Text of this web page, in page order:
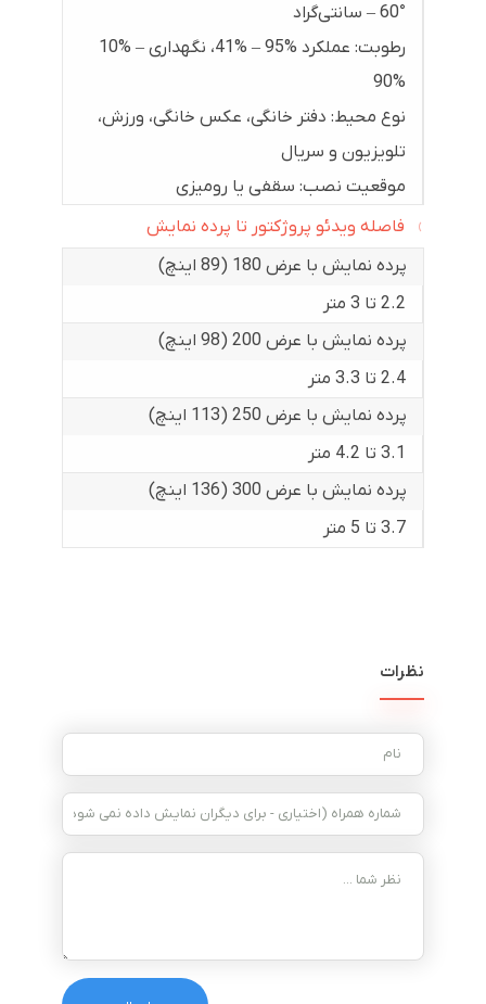
– 60° سانتی‌گراد
رطوبت: عملکرد ‎41% – 95%، نگهداری ‎10% –
90%
نوع محیط: دفتر خانگی، عکس خانگی، ورزش،
تلویزیون و سریال
موقعیت نصب: سقفی یا رومیزی
فاصله ویدئو پروژکتور تا پرده نمایش
پرده نمایش با عرض 180 (89 اینچ)
2.2 تا 3 متر
پرده نمایش با عرض 200 (98 اینچ)
2.4 تا 3.3 متر
پرده نمایش با عرض 250 (113 اینچ)
3.1 تا 4.2 متر
پرده نمایش با عرض 300 (136 اینچ)
3.7 تا 5 متر
نظرات